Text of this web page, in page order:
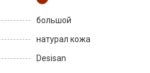
большой
натурал кожа
Desisan